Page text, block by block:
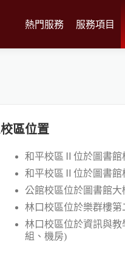
熱門服務 服務項目
區位置
和平校區Ⅱ位於圖書館
和平校區Ⅱ位於圖書館
公館校區位於圖書館大
林口校區位於樂群樓第
林口校區位於資訊與
組、機房)